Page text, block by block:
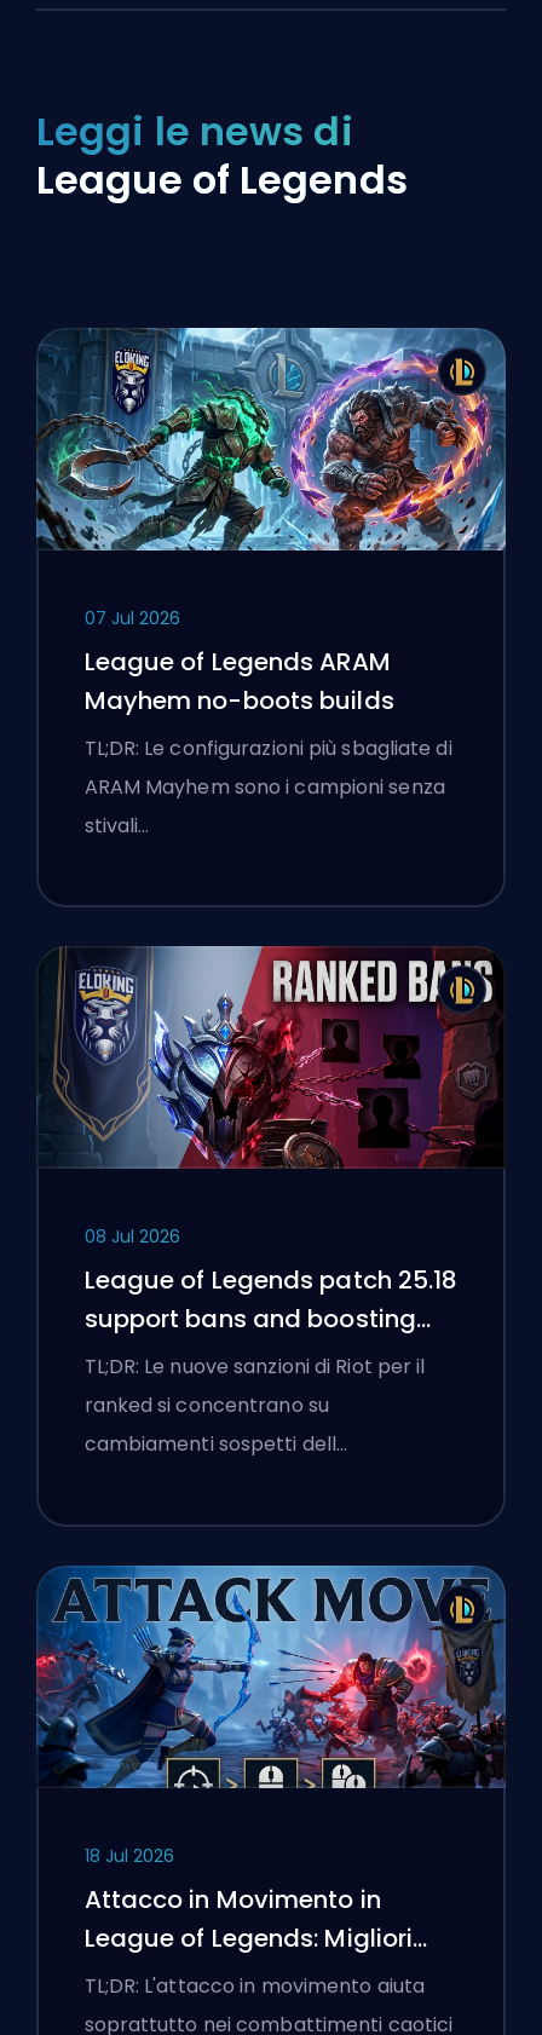
Leggi le news di
League of Legends
07 Jul 2026
League of Legends ARAM
Mayhem no-boots builds
TL;DR: Le configurazioni più sbagliate di
ARAM Mayhem sono i campioni senza
stivali…
08 Jul 2026
League of Legends patch 25.18
support bans and boosting
flags
TL;DR: Le nuove sanzioni di Riot per il
ranked si concentrano su
cambiamenti sospetti dell…
18 Jul 2026
Attacco in Movimento in
League of Legends: Migliori
Impostazioni
TL;DR: L'attacco in movimento aiuta
soprattutto nei combattimenti caotici